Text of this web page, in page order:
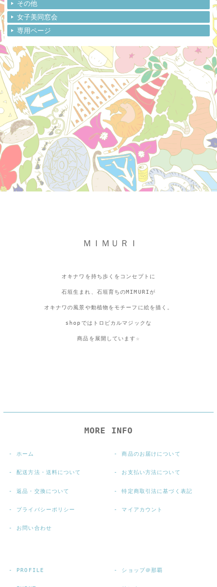
その他
女子美同窓会
専用ページ
ＭＩＭＵＲＩ
オキナワを持ち歩くをコンセプトに
石垣生まれ、石垣育ちのMIMURIが
オキナワの風景や動植物をモチーフに絵を描く。
shopではトロピカルマジックな
商品を展開しています☆
MORE INFO
ホーム 商品のお届けについて
配送方法・送料について お支払い方法について
返品・交換について 特定商取引法に基づく表記
プライバシーポリシー マイアカウント
お問い合わせ
PROFILE ショップ＠那覇